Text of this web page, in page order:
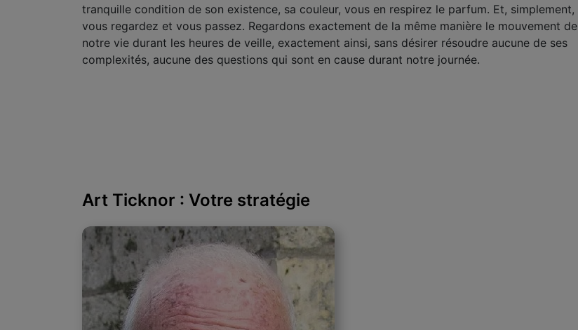
tranquille condition de son existence, sa couleur, vous en respirez le parfum. Et, simplement,
vous regardez et vous passez. Regardons exactement de la même manière le mouvement de
notre vie durant les heures de veille, exactement ainsi, sans désirer résoudre aucune de ses
complexités, aucune des questions qui sont en cause durant notre journée.
Art Ticknor : Votre stratégie